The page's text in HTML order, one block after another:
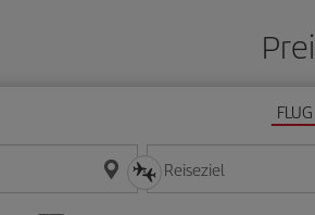
FLUG
Reiseziel